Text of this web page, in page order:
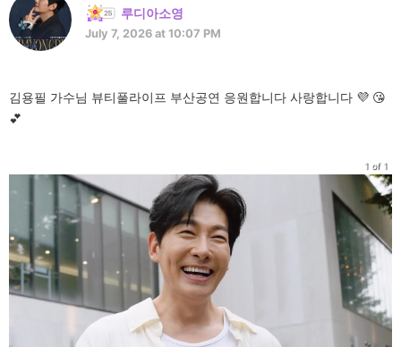
루디아소영
July 7, 2026 at 10:07 PM
김용필 가수님 뷰티풀라이프 부산공연 응원합니다 사랑합니다 💜 😘
💕
1 of 1